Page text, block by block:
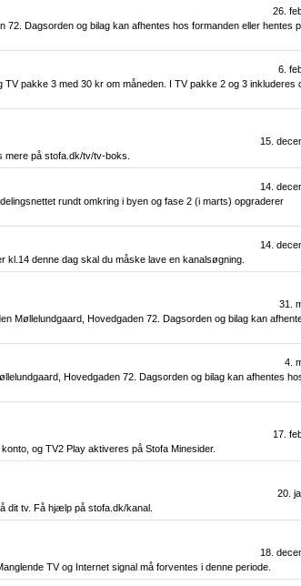
26.
Dagsorden og bilag kan afhentes hos formanden eller hentes
6.
pakke 3 med 30 kr om måneden. I TV pakke 2 og 3 inkluderes
15.
mere på stofa.dk/tv/tv-boks.
14.
rundt omkring i byen og fase 2 (i marts) opgraderer
14.
denne dag skal du måske lave en kanalsøgning.
31.
Møllelundgaard, Hovedgaden 72. Dagsorden og bilag kan
4.
Hovedgaden 72. Dagsorden og bilag kan afhentes
17.
og TV2 Play aktiveres på Stofa Minesider.
20.
dit tv. Få hjælp på stofa.dk/kanal.
18.
TV og Internet signal må forventes i denne periode.